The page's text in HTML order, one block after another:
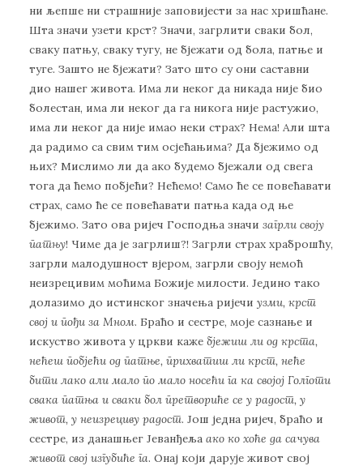
ни љепше ни страшније заповијести за нас хришћане.
Шта значи узети крст? Значи, загрлити сваки бол,
сваку патњу, сваку тугу, не бјежати од бола, патње и
туге. Зашто не бјежати? Зато што су они саставни
дио нашег живота. Има ли неког да никада није био
болестан, има ли неког да га никога није растужио,
има ли неког да није имао неки страх? Нема! Али шта
да радимо са свим тим осјећањима? Да бјежимо од
њих? Мислимо ли да ако будемо бјежали од свега
тога да ћемо побјећи? Нећемо! Само ће се повећавати
страх, само ће се повећавати патња када од ње
бјежимо. Зато ова ријеч Господња значи загрли своју
патњу! Чиме да је загрлиш?! Загрли страх храброшћу,
загрли малодушност вјером, загрли своју немоћ
неизрецивим моћима Божије милости. Једино тако
долазимо до истинског значења ријечи узми, крст
свој и пођи за Мном. Браћо и сестре, моје сазнање и
искуство живота у цркви каже бјежиш ли од крста,
нећеш побјећи од патње, прихватиш ли крст, неће
бити лако али мало по мало носећи га ка својој Голготи
свака патња и сваки бол претвориће се у радост, у
живот, у неизрециву радост. Још једна ријеч, браћо и
сестре, из данашњег Јеванђеља ако ко хоће да сачува
живот свој изгубиће га. Онај који дарује живот свој